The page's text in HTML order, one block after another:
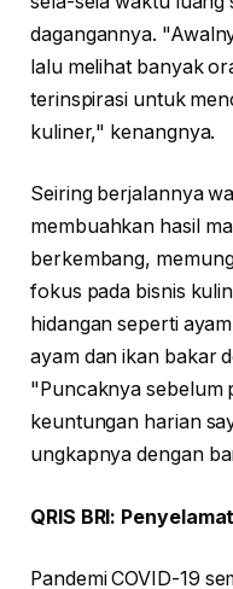
dagangannya.
lalu melihat banyak
terinspirasi untuk
kuliner," kenangnya.
Seiring berjalannya
membuahkan hasil
berkembang,
fokus pada bisnis
hidangan seperti
ayam dan ikan bakar
"Puncaknya sebelum
keuntungan harian
ungkapnya dengan
QRIS BRI:
Pandemi COVID-19